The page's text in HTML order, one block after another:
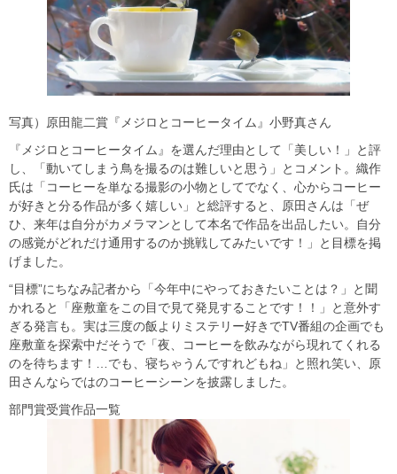
写真）原田龍二賞『メジロとコーヒータイム』小野真さん
『メジロとコーヒータイム』を選んだ理由として「美しい！」と評
し、「動いてしまう鳥を撮るのは難しいと思う」とコメント。織作
氏は「コーヒーを単なる撮影の小物としてでなく、心からコーヒー
が好きと分る作品が多く嬉しい」と総評すると、原田さんは「ぜ
ひ、来年は自分がカメラマンとして本名で作品を出品したい。自分
の感覚がどれだけ通用するのか挑戦してみたいです！」と目標を掲
げました。
“目標”にちなみ記者から「今年中にやっておきたいことは？」と聞
かれると「座敷童をこの目で見て発見することです！！」と意外す
ぎる発言も。実は三度の飯よりミステリー好きでTV番組の企画でも
座敷童を探索中だそうで「夜、コーヒーを飲みながら現れてくれる
のを待ちます！…でも、寝ちゃうんですれどもね」と照れ笑い、原
田さんならではのコーヒーシーンを披露しました。
部門賞受賞作品一覧